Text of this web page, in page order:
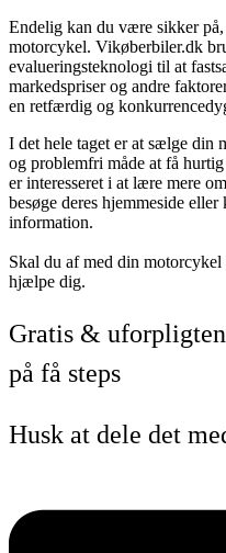
Endelig kan du være sikker
motorcykel. Vikøberbiler.dk
evalueringsteknologi til at
markedspriser og andre
en retfærdig og
I det hele taget er at sælge din
og problemfri måde at få
er interesseret i at lære mere
besøge deres hjemmeside
information.
Skal du af med din motorcykel
hjælpe dig.
Gratis &
på få steps
Husk at dele det